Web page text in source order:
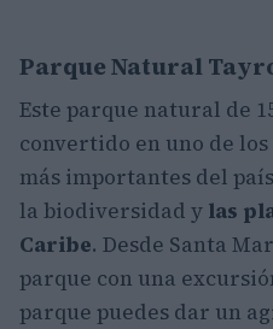
Parque Natural
Este parque natural de
convertido en uno de
más importantes del
la biodiversidad y las
Caribe. Desde Santa
parque con una
parque puedes dar un